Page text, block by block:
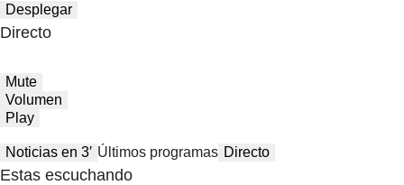
Desplegar
Directo
Mute
Volumen
Play
Noticias en 3′ Últimos programas Directo
Estas escuchando